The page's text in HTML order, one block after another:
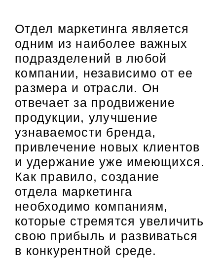
Отдел маркетинга является
одним из наиболее важных
подразделений в любой
компании, независимо от ее
размера и отрасли. Он
отвечает за продвижение
продукции, улучшение
узнаваемости бренда,
привлечение новых клиентов
и удержание уже имеющихся.
Как правило, создание
отдела маркетинга
необходимо компаниям,
которые стремятся увеличить
свою прибыль и развиваться
в конкурентной среде.